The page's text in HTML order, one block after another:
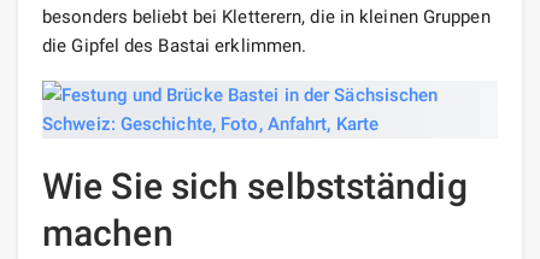
besonders beliebt bei Kletterern, die in kleinen Gruppen
die Gipfel des Bastai erklimmen.
Wie Sie sich selbstständig
machen